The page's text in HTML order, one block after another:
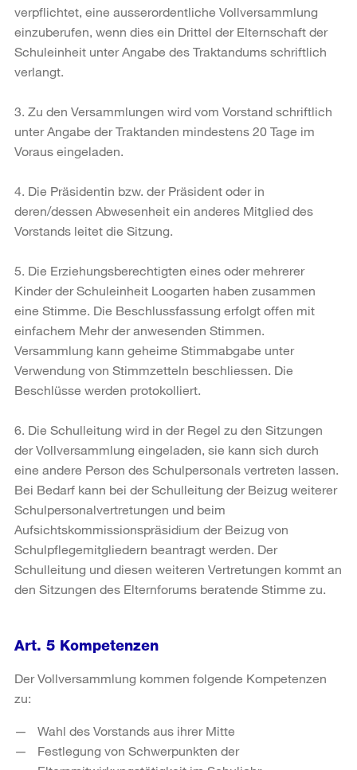
verpflichtet, eine ausserordentliche Vollversammlung
einzuberufen, wenn dies ein Drittel der Elternschaft der
Schuleinheit unter Angabe des Traktandums schriftlich
verlangt.
3. Zu den Versammlungen wird vom Vorstand schriftlich
unter Angabe der Traktanden mindestens 20 Tage im
Voraus eingeladen.
4. Die Präsidentin bzw. der Präsident oder in
deren/dessen Abwesenheit ein anderes Mitglied des
Vorstands leitet die Sitzung.
5. Die Erziehungsberechtigten eines oder mehrerer
Kinder der Schuleinheit Loogarten haben zusammen
eine Stimme. Die Beschlussfassung erfolgt offen mit
einfachem Mehr der anwesenden Stimmen.
Versammlung kann geheime Stimmabgabe unter
Verwendung von Stimmzetteln beschliessen. Die
Beschlüsse werden protokolliert.
6. Die Schulleitung wird in der Regel zu den Sitzungen
der Vollversammlung eingeladen, sie kann sich durch
eine andere Person des Schulpersonals vertreten lassen.
Bei Bedarf kann bei der Schulleitung der Beizug weiterer
Schulpersonalvertretungen und beim
Aufsichtskommissionspräsidium der Beizug von
Schulpflegemitgliedern beantragt werden. Der
Schulleitung und diesen weiteren Vertretungen kommt an
den Sitzungen des Elternforums beratende Stimme zu.
Art. 5 Kompetenzen
Der Vollversammlung kommen folgende Kompetenzen
zu:
Wahl des Vorstands aus ihrer Mitte
Festlegung von Schwerpunkten der